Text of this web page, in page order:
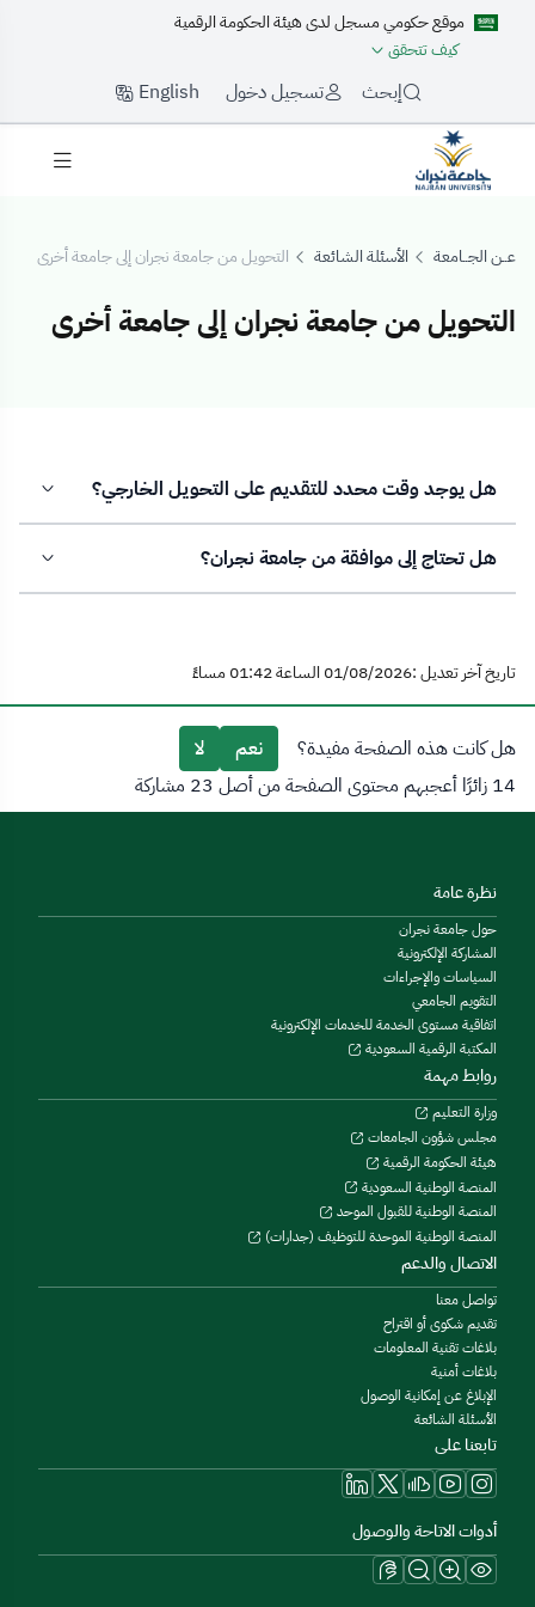
موقع حكومي مسجل لدى هيئة الحكومة الرقمية
كيف تتحقق
إبحث تسجيل دخول English
عــن الجــامعة الأسئلة الشائعة التحويل من جامعة نجران إلى جامعة أخرى
التحويل من جامعة نجران إلى جامعة أخرى
التحويل من
هل يوجد وقت محدد للتقديم على التحويل الخارجي؟
هل تحتاج إلى موافقة من جامعة نجران؟
تاريخ آخر تعديل :01/08/2026 الساعة 01:42 مساءً
هل كانت هذه الصفحة مفيدة؟ نعم
لا
14 زائرًا أعجبهم محتوى الصفحة من أصل 23 مشاركة
نظرة عامة
حول جامعة نجران
المشاركة الإلكترونية
السياسات والإجراءات
التقويم الجامعي
اتفاقية مستوى الخدمة للخدمات الإلكترونية
المكتبة الرقمية السعودية
روابط مهمة
وزارة التعليم
مجلس شؤون الجامعات
هيئة الحكومة الرقمية
المنصة الوطنية السعودية
المنصة الوطنية للقبول الموحد
المنصة الوطنية الموحدة للتوظيف (جدارات)
الاتصال والدعم
تواصل معنا
تقديم شكوى أو اقتراح
بلاغات تقنية المعلومات
بلاغات أمنية
الإبلاغ عن إمكانية الوصول
الأسئلة الشائعة
تابعنا على
أدوات الاتاحة والوصول